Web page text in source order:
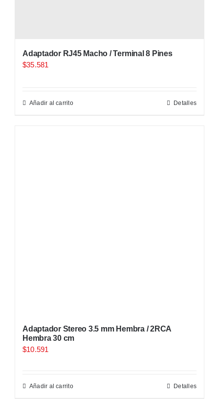
Adaptador RJ45 Macho / Terminal 8 Pines
$35.581
Añadir al carrito Detalles
Adaptador Stereo 3.5 mm Hembra / 2RCA
Hembra 30 cm
$10.591
Añadir al carrito Detalles